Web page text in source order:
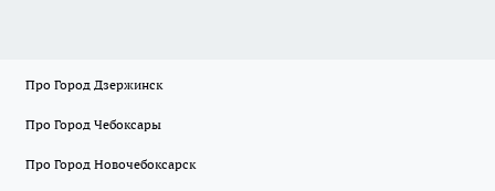
Про Город Дзержинск
Про Город Чебоксары
Про Город Новочебоксарск